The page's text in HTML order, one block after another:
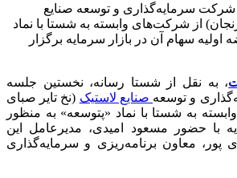
سرمایه‌گذاری و توسعه صنایع
از شرکت‌های وابسته به شستا با نماد
سهام آن در بازار سرمایه برگزار
، به نقل از شستا رسانه، نخستین جلسه
و توسعه صنایع لاستیک (نخ تایر صبای
به شستا با نماد «پتوسعه» به منظور
با حضور مسعود امیدی، مدیرعامل این
معاون برنامه‌ریزی و سرمایه‌گذاری